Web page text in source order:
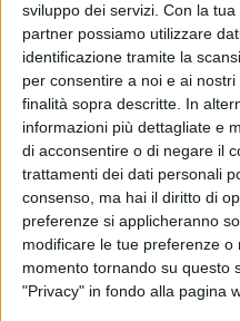
sviluppo dei servizi. Con la tua
partner possiamo utilizzare
identificazione tramite la
per consentire a noi e ai
finalità sopra descritte. In
informazioni più dettagliate e
di acconsentire o di negare il
trattamenti dei dati personali
consenso, ma hai il diritto di
preferenze si applicheranno
modificare le tue preferenze
momento tornando su questo
"Privacy" in fondo alla pagina
Dal 2 settembre e sino alla
Lanfranchi (uno dei luoghi
Matera) chiuderà al
nuovo sistema espositivo
piano terra saranno create
Carlo Levi e Luigi
allestita una sezione
Camillo D'Errico. Inoltre,
arricchiranno ulteriormente
sala di Extended Reality,
dipinti di Levi grazie all'uso
sala immersiva dedicata